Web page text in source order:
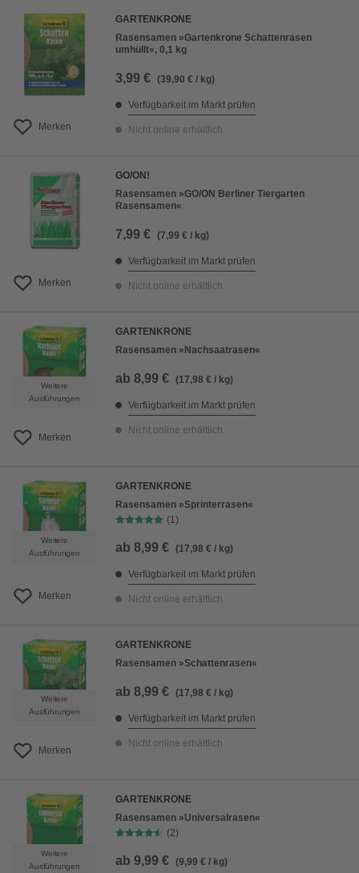
Merken
GARTENKRONE
Rasensamen »Gartenkrone Schattenrasen
umhüllt«, 0,1 kg
3,99 € (39,90 € / kg)
Verfügbarkeit im Markt prüfen
Nicht online erhältlich
Merken
GO/ON!
Rasensamen »GO/ON Berliner Tiergarten
Rasensamen«
7,99 € (7,99 € / kg)
Verfügbarkeit im Markt prüfen
Nicht online erhältlich
Weitere
Ausführungen
Merken
GARTENKRONE
Rasensamen »Nachsaatrasen«
ab 8,99 € (17,98 € / kg)
Verfügbarkeit im Markt prüfen
Nicht online erhältlich
Weitere
Ausführungen
Merken
GARTENKRONE
Rasensamen »Sprinterrasen«
(1)
ab 8,99 € (17,98 € / kg)
Verfügbarkeit im Markt prüfen
Nicht online erhältlich
Weitere
Ausführungen
Merken
GARTENKRONE
Rasensamen »Schattenrasen«
ab 8,99 € (17,98 € / kg)
Verfügbarkeit im Markt prüfen
Nicht online erhältlich
Weitere
Ausführungen
GARTENKRONE
Rasensamen »Universalrasen«
(2)
ab 9,99 € (9,99 € / kg)